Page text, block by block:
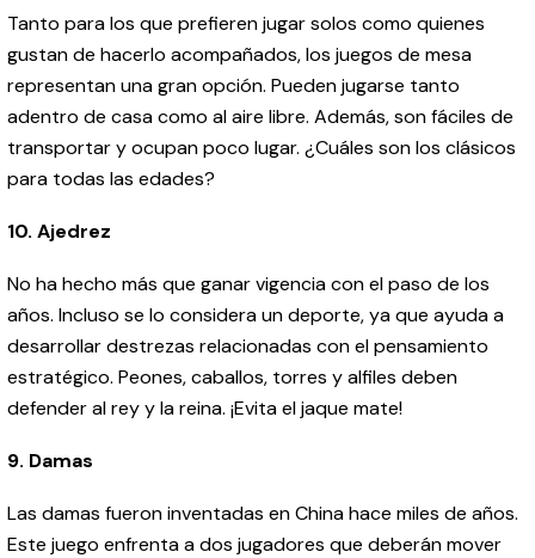
Tanto para los que prefieren jugar solos como quienes
gustan de hacerlo acompañados, los juegos de mesa
representan una gran opción. Pueden jugarse tanto
adentro de casa como al aire libre. Además, son fáciles de
transportar y ocupan poco lugar. ¿Cuáles son los clásicos
para todas las edades?
10. Ajedrez
No ha hecho más que ganar vigencia con el paso de los
años. Incluso se lo considera un deporte, ya que ayuda a
desarrollar destrezas relacionadas con el pensamiento
estratégico. Peones, caballos, torres y alfiles deben
defender al rey y la reina. ¡Evita el jaque mate!
9. Damas
Las damas fueron inventadas en China hace miles de años.
Este juego enfrenta a dos jugadores que deberán mover